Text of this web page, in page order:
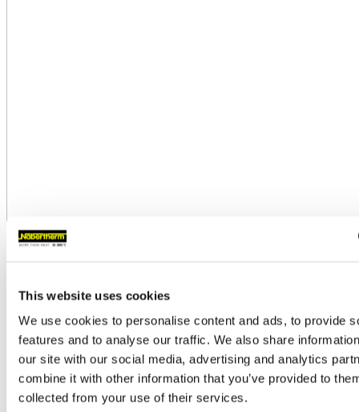
This website uses cookies
We use cookies to personalise content and ads, to provide
features and to analyse our traffic. We also share
our site with our social media, advertising and analytics
combine it with other information that you’ve provided to
collected from your use of their services.
К продукту